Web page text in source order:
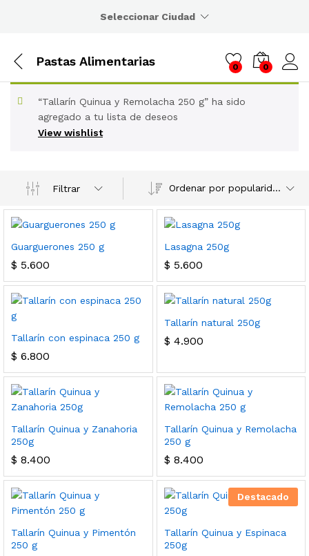
Seleccionar Ciudad
Pastas Alimentarias 0 0
View wishlist
“Tallarín Quinua y Remolacha 250 g” ha sido
agregado a tu lista de deseos
Filtrar Ordenar por popularidad
Guarguerones 250 g
$ 5.600
Lasagna 250g
$ 5.600
Tallarín con espinaca 250 g
$ 6.800
Tallarín natural 250g
$ 4.900
Tallarín Quinua y Zanahoria
250g
$ 8.400
Tallarín Quinua y Remolacha
250 g
$ 8.400
Tallarín Quinua y Pimentón
250 g
Destacado
Tallarín Quinua y Espinaca
250g